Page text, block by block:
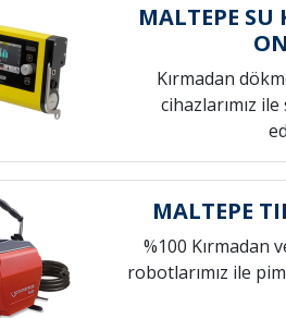
MALTEPE SU
Kırmadan
cihazlarımız
MALTEPE
%100 Kırmadan
robotlarımız ile